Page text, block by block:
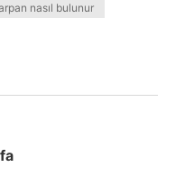
nasıl bulunur